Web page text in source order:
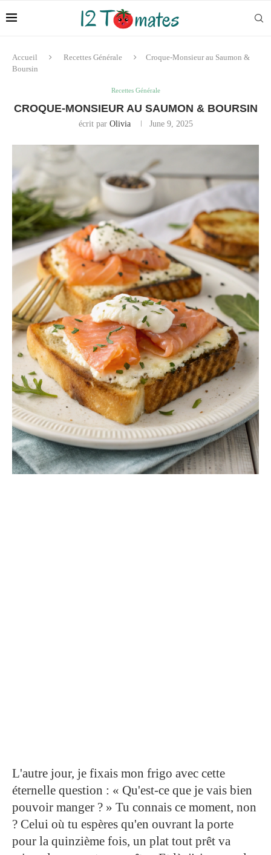
Accueil Recettes Générale
Croque-Monsieur au Saumon &
Boursin
Recettes Générale
CROQUE-MONSIEUR AU SAUMON & BOURSIN
écrit par Olivia June 9, 2025
L'autre jour, je fixais mon frigo avec cette
éternelle question : « Qu'est-ce que je vais bien
pouvoir manger ? » Tu connais ce moment, non
? Celui où tu espères qu'en ouvrant la porte
pour la quinzième fois, un plat tout prêt va